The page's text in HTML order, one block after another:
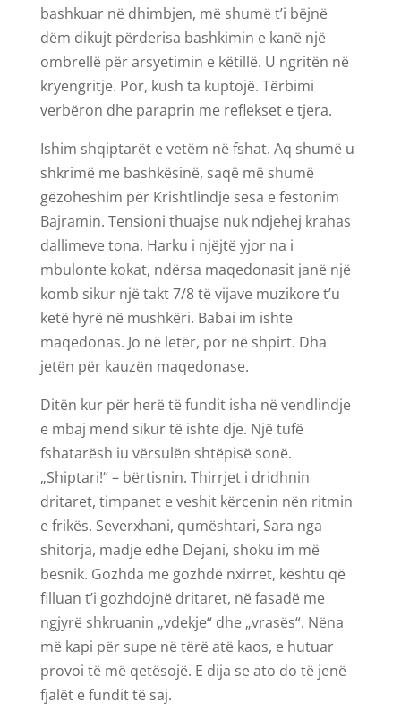
bashkuar në dhimbjen, më shumë t’i bëjnë
dëm dikujt përderisa bashkimin e kanë një
ombrellë për arsyetimin e këtillë. U ngritën në
kryengritje. Por, kush ta kuptojë. Tërbimi
verbëron dhe paraprin me reflekset e tjera.
Ishim shqiptarët e vetëm në fshat. Aq shumë u
shkrimë me bashkësinë, saqë më shumë
gëzoheshim për Krishtlindje sesa e festonim
Bajramin. Tensioni thuajse nuk ndjehej krahas
dallimeve tona. Harku i njëjtë yjor na i
mbulonte kokat, ndërsa maqedonasit janë një
komb sikur një takt 7/8 të vijave muzikore t’u
ketë hyrë në mushkëri. Babai im ishte
maqedonas. Jo në letër, por në shpirt. Dha
jetën për kauzën maqedonase.
Ditën kur për herë të fundit isha në vendlindje
e mbaj mend sikur të ishte dje. Një tufë
fshatarësh iu vërsulën shtëpisë sonë.
„Shiptari!“ – bërtisnin. Thirrjet i dridhnin
dritaret, timpanet e veshit kërcenin nën ritmin
e frikës. Severxhani, qumështari, Sara nga
shitorja, madje edhe Dejani, shoku im më
besnik. Gozhda me gozhdë nxirret, kështu që
filluan t’i gozhdojnë dritaret, në fasadë me
ngjyrë shkruanin „vdekje“ dhe „vrasës“. Nëna
më kapi për supe në tërë atë kaos, e hutuar
provoi të më qetësojë. E dija se ato do të jenë
fjalët e fundit të saj.